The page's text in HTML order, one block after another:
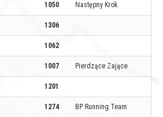
1050 Następny Krok
1306
1062
1007 Pierdzące Zające
1201
1274 BP Running Team